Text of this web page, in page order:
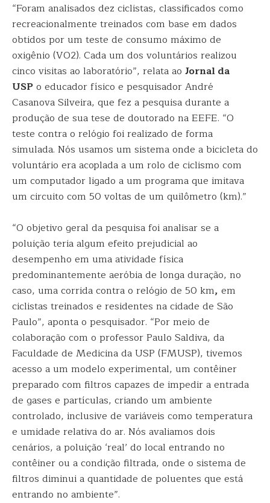
“Foram analisados dez ciclistas, classificados como
recreacionalmente treinados com base em dados
obtidos por um teste de consumo máximo de
oxigênio (VO2). Cada um dos voluntários realizou
cinco visitas ao laboratório”, relata ao Jornal da
USPo educador físico e pesquisador André
Casanova Silveira, que fez a pesquisa durante a
produção de sua tese de doutorado na EEFE. “O
teste contra o relógio foi realizado de forma
simulada. Nós usamos um sistema onde a bicicleta do
voluntário era acoplada a um rolo de ciclismo com
um computador ligado a um programa que imitava
um circuito com 50 voltas de um quilômetro (km).”
“O objetivo geral da pesquisa foi analisar se a
poluição teria algum efeito prejudicial ao
desempenho em uma atividade física
predominantemente aeróbia de longa duração, no
caso, uma corrida contra o relógio de 50 km, em
ciclistas treinados e residentes na cidade de São
Paulo”, aponta o pesquisador. “Por meio de
colaboração com o professor Paulo Saldiva, da
Faculdade de Medicina da USP (FMUSP), tivemos
acesso a um modelo experimental, um contêiner
preparado com filtros capazes de impedir a entrada
de gases e partículas, criando um ambiente
controlado, inclusive de variáveis como temperatura
e umidade relativa do ar. Nós avaliamos dois
cenários, a poluição ‘real’ do local entrando no
contêiner ou a condição filtrada, onde o sistema de
filtros diminui a quantidade de poluentes que está
entrando no ambiente”.